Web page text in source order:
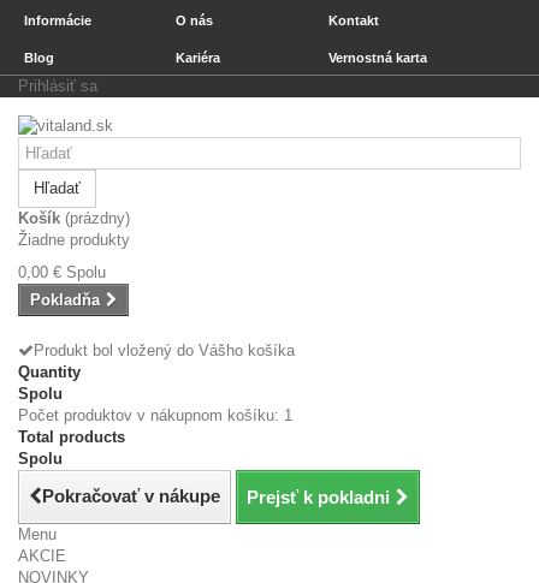
Informácie O nás Kontakt
Blog Kariéra Vernostná karta
Prihlásiť sa
Hľadať
Košík (prázdny)
Žiadne produkty
0,00 € Spolu
Pokladňa
Produkt bol vložený do Vášho košíka
Quantity
Spolu
Počet produktov v nákupnom košíku: 1
Total products
Spolu
Pokračovať v nákupe Prejsť k pokladni
Menu
AKCIE
NOVINKY